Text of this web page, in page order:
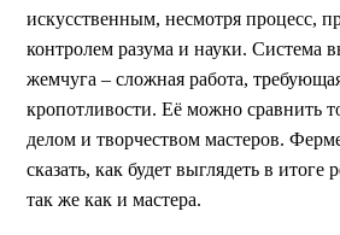
искусственным, несмотря процесс,
контролем разума и науки. Система
жемчуга – сложная работа,
кропотливости. Её можно сравнить
делом и творчеством мастеров.
сказать, как будет выглядеть в итоге
так же как и мастера.